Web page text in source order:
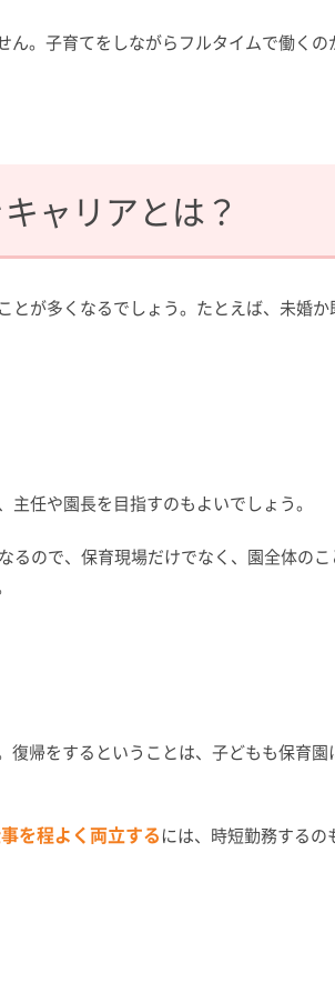
。子育てをしながらフルタイムで働くの
ャリアとは？
が多くなるでしょう。たとえば、未婚
任や園長を目指すのもよいでしょう。
るので、保育現場だけでなく、園全体の
帰をするということは、子どもも保育園
を程よく両立するには、時短勤務するの